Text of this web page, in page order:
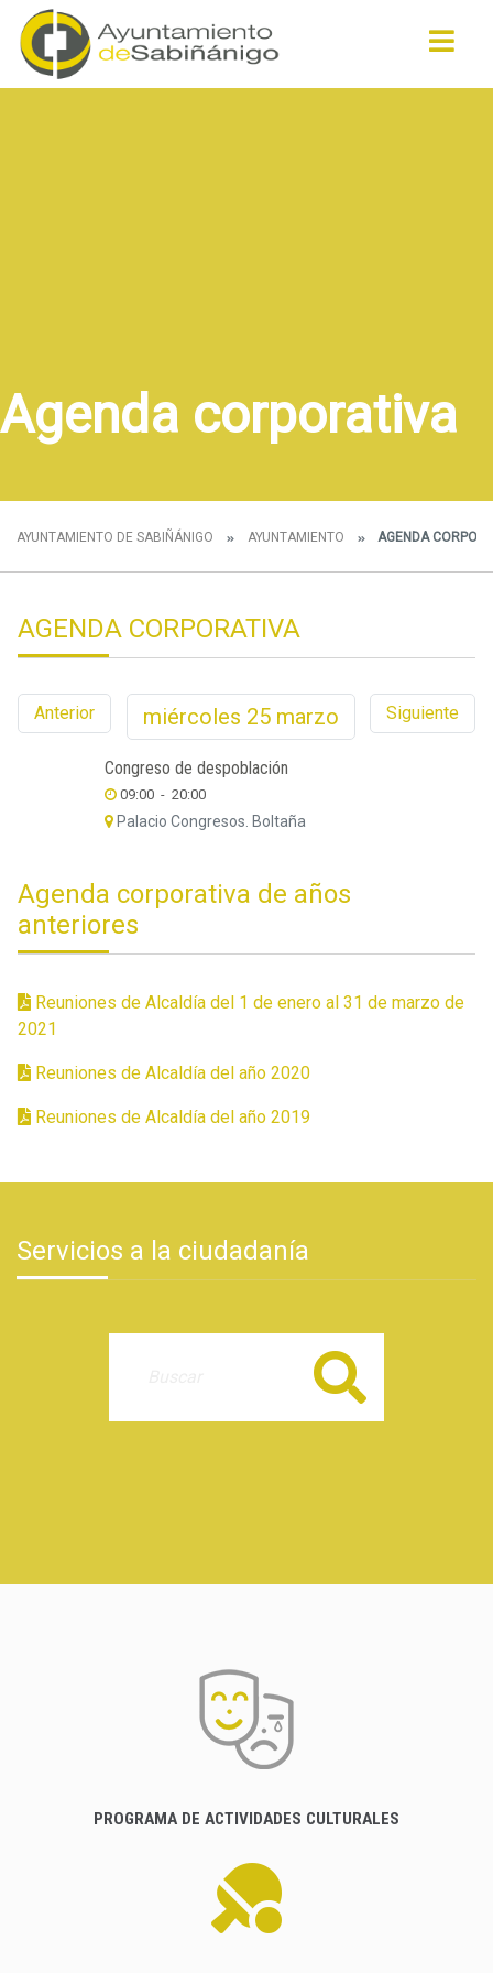
Agenda corporativa
AYUNTAMIENTO DE SABIÑÁNIGO AYUNTAMIENTO AGENDA
AGENDA CORPORATIVA
Anterior miércoles 25 marzo Siguiente
Congreso de despoblación
09:00 -20:00
Palacio Congresos. Boltaña
Agenda corporativa de años
anteriores
Reuniones de Alcaldía del 1 de enero al 31 de marzo de
2021
Reuniones de Alcaldía del año 2020
Reuniones de Alcaldía del año 2019
Servicios a la ciudadanía
Buscar
PROGRAMA DE ACTIVIDADES CULTURALES